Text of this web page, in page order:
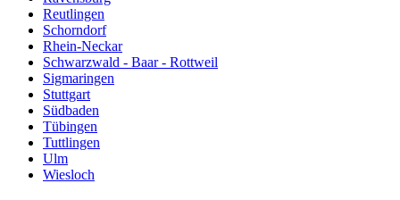
Reutlingen
Schorndorf
Rhein-Neckar
Schwarzwald - Baar - Rottweil
Sigmaringen
Stuttgart
Südbaden
Tübingen
Tuttlingen
Ulm
Wiesloch